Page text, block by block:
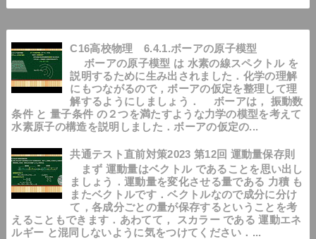
C16高校物理 6.4.1.ボーアの原子模型
ボーアの原子模型 は 水素の線スペクトル を
説明するために生み出されました．化学の理解
にもつながるので，ボーアの仮定を整理して理
解するようにしましょう． ボーアは， 振動数
条件 と 量子条件 の２つを満たすような力学の模型を考えて
水素原子の構造を説明しました．ボーアの仮定の...
共通テスト直前対策2023 第12回 運動量保存則
まず 運動量はベクトル であることを思い出し
ましょう．運動量を変化させる量である 力積 も
またベクトルです．ベクトルなので成分に分け
て，各成分ごとの量が保存するということを考
えることもできます．あわてて， スカラー である 運動エネ
ルギー と混同しないように気をつけてください．...